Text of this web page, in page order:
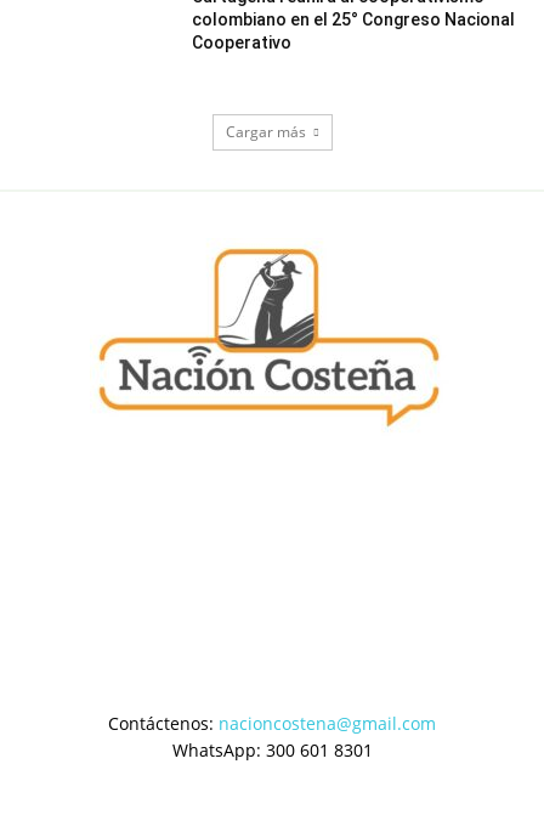
colombiano en el 25° Congreso Nacional
Cooperativo
Cargar más
Contáctenos: nacioncostena@gmail.com
WhatsApp: 300 601 8301